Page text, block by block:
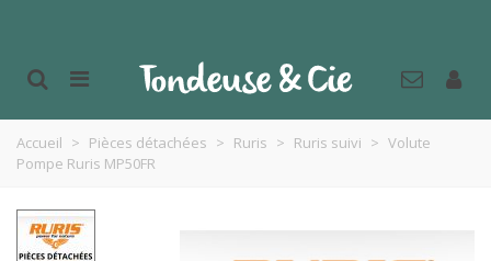
Accueil > Pièces détachées > Ruris > Ruris suivi > Volute
Pompe Ruris MP50FR